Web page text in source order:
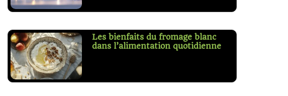
Les bienfaits du fromage blanc
dans l’alimentation quotidienne